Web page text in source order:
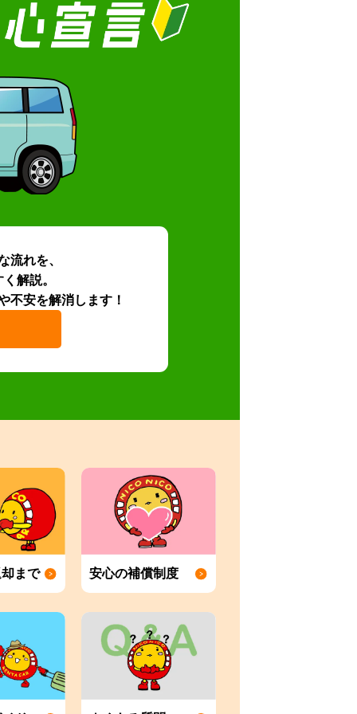
流れを、
解説。
不安を解消します！
まで 安心の補償制度